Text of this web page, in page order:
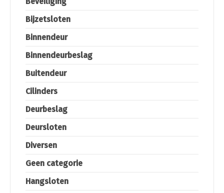
Bijzetsloten
Binnendeur
Binnendeurbeslag
Buitendeur
Cilinders
Deurbeslag
Deursloten
Diversen
Geen categorie
Hangsloten